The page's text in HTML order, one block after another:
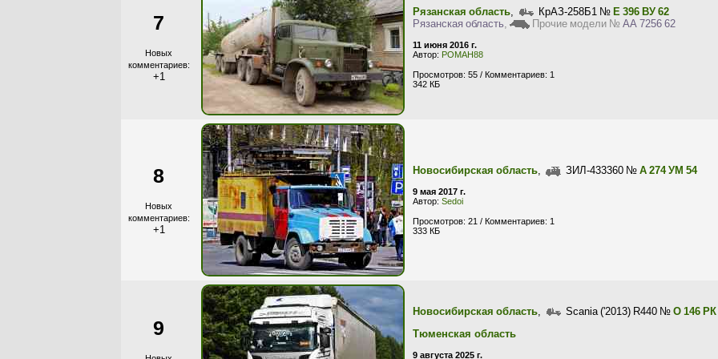
7
Новых
комментариев:
+1
Рязанская область, КрАЗ-258Б1 № Е 396 ВУ 62
Рязанская область, Прочие модели № АА 7256 62
11 июня 2016 г.
Автор: РОМАН88
Просмотров: 55 / Комментариев: 1
342 КБ
8
Новых
комментариев:
+1
Новосибирская область, ЗИЛ-433360 № А 274 УМ 54
9 мая 2017 г.
Автор: Sedoi
Просмотров: 21 / Комментариев: 1
333 КБ
9
Новосибирская область, Scania ('2013) R440 № О 146 РК
Тюменская область
9 августа 2025 г.